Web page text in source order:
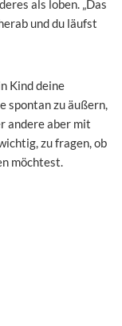
als loben. „Das
und du läufst
Kind deine
spontan zu äußern,
andere aber mit
zu fragen, ob
möchtest.